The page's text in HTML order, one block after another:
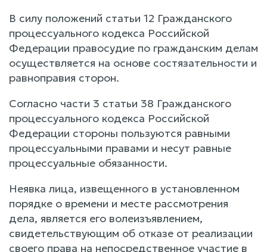
В силу положений статьи 12 Гражданского
процессуального кодекса Российской
Федерации правосудие по гражданским делам
осуществляется на основе состязательности и
равноправия сторон.
Согласно части 3 статьи 38 Гражданского
процессуального кодекса Российской
Федерации стороны пользуются равными
процессуальными правами и несут равные
процессуальные обязанности.
Неявка лица, извещенного в установленном
порядке о времени и месте рассмотрения
дела, является его волеизъявлением,
свидетельствующим об отказе от реализации
своего права на непосредственное участие в